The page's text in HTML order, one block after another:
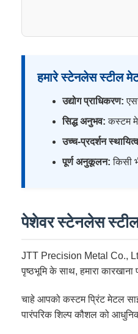
हमारे स्टेनलेस स्टील
उद्योग प्राधिकरण:
सिद्ध अनुभव: कस्टम
उच्च-प्रदर्शन
पूर्ण अनुकूलन: किसी
पेशेवर स्टेनलेस स्टील
JTT Precision Metal Co.,
पृष्ठभूमि के साथ, हमारा कारखाना
चाहे आपको कस्टम प्रिंट मेटल
पारंपरिक शिल्प कौशल को